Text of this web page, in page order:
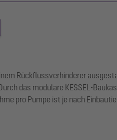
Rückflussverhinderer
das modulare KESSEL-
pro Pumpe ist je nach